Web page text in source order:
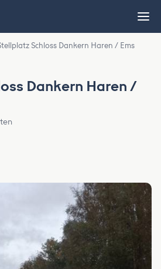
Schloss Dankern Haren / Ems
Dankern Haren /